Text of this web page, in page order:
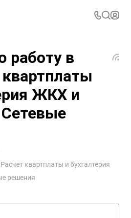
работу в
ЖКХ и
квартплаты и бухгалтерия
решения